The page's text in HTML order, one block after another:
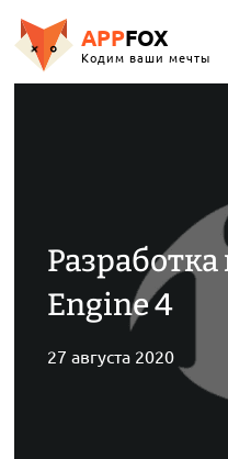
APPFOX
Кодим ваши мечты
Engine 4
27 августа 2020